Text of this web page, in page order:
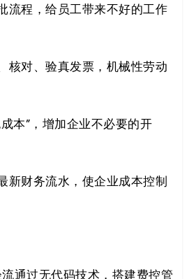
流程，给员工带来不好的工作
核对、验真发票，机械性劳动
本”，增加企业不必要的开
新财务流水，使企业成本控制
通过无代码技术，搭建费控管